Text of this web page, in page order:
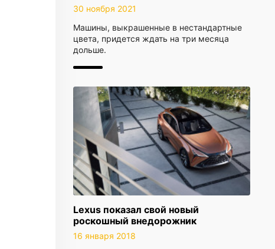
30 ноября 2021
Машины, выкрашенные в нестандартные
цвета, придется ждать на три месяца
дольше.
Lexus показал свой новый
роскошный внедорожник
16 января 2018